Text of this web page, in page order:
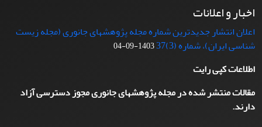
اخبار و اعلانات
اعلان انتشار جدیدترین شماره مجله پژوهشهای جانوری (مجله زیست
شناسی ایران)، شماره (3)37
1403-09-04
اطلاعات کپی رایت
مقالات منتشر شده در مجله پژوهشهای جانوری مجوز دسترسی آزاد
دارند.